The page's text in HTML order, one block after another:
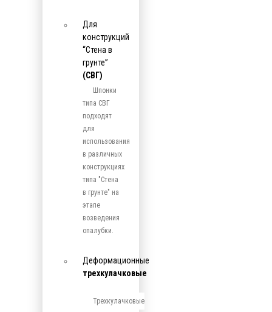
Для
конструкций
“Стена в
грунте”
(СВГ)
Шпонки
типа СВГ
подходят
для
использования
в различных
конструкциях
типа "Стена
в грунте" на
этапе
возведения
опалубки.
Деформационные
трехкулачковые
Трехкулачковые